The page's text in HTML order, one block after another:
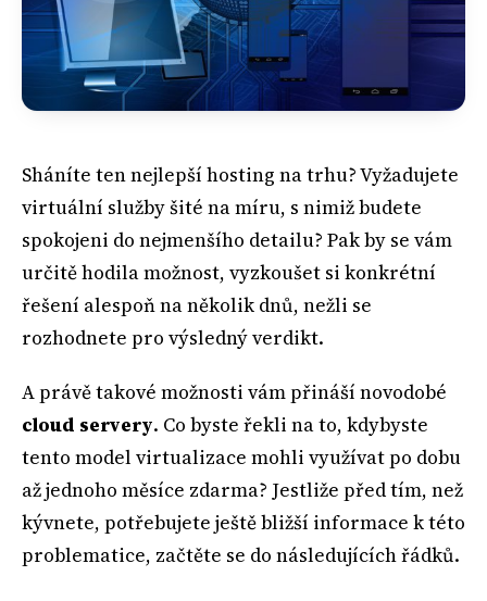
Sháníte ten nejlepší hosting na trhu? Vyžadujete
virtuální služby šité na míru, s nimiž budete
spokojeni do nejmenšího detailu? Pak by se vám
určitě hodila možnost, vyzkoušet si konkrétní
řešení alespoň na několik dnů, nežli se
rozhodnete pro výsledný verdikt.
A právě takové možnosti vám přináší novodobé
cloud servery. Co byste řekli na to, kdybyste
tento model virtualizace mohli využívat po dobu
až jednoho měsíce zdarma? Jestliže před tím, než
kývnete, potřebujete ještě bližší informace k této
problematice, začtěte se do následujících řádků.